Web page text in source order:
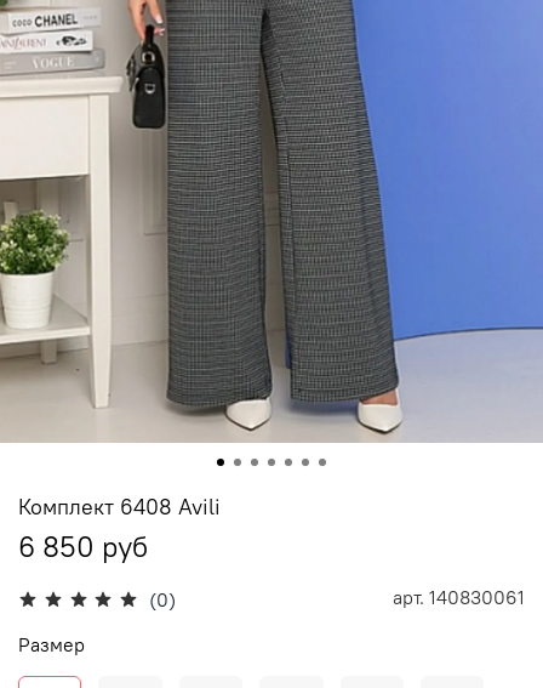
(0) арт. 140830061
Комплект 6408 Avili
6 850 руб
Размер